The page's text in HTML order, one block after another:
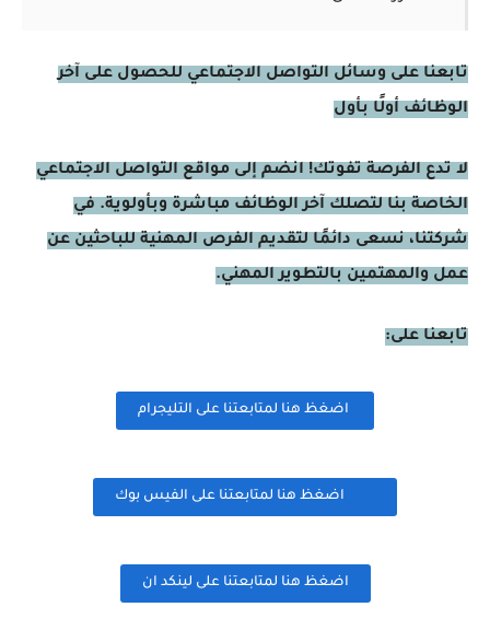
تابعنا على وسائل التواصل الاجتماعي للحصول على آخر
الوظائف أولًا بأول
لا تدع الفرصة تفوتك! انضم إلى مواقع التواصل الاجتماعي
الخاصة بنا لتصلك آخر الوظائف مباشرة وبأولوية. في
شركتنا، نسعى دائمًا لتقديم الفرص المهنية للباحثين عن
عمل والمهتمين بالتطوير المهني.
تابعنا على:
اضغظ هنا لمتابعتنا على التليجرام
اضغظ هنا لمتابعتنا على الفيس بوك
اضغظ هنا لمتابعتنا على لينكد ان